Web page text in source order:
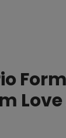
Love